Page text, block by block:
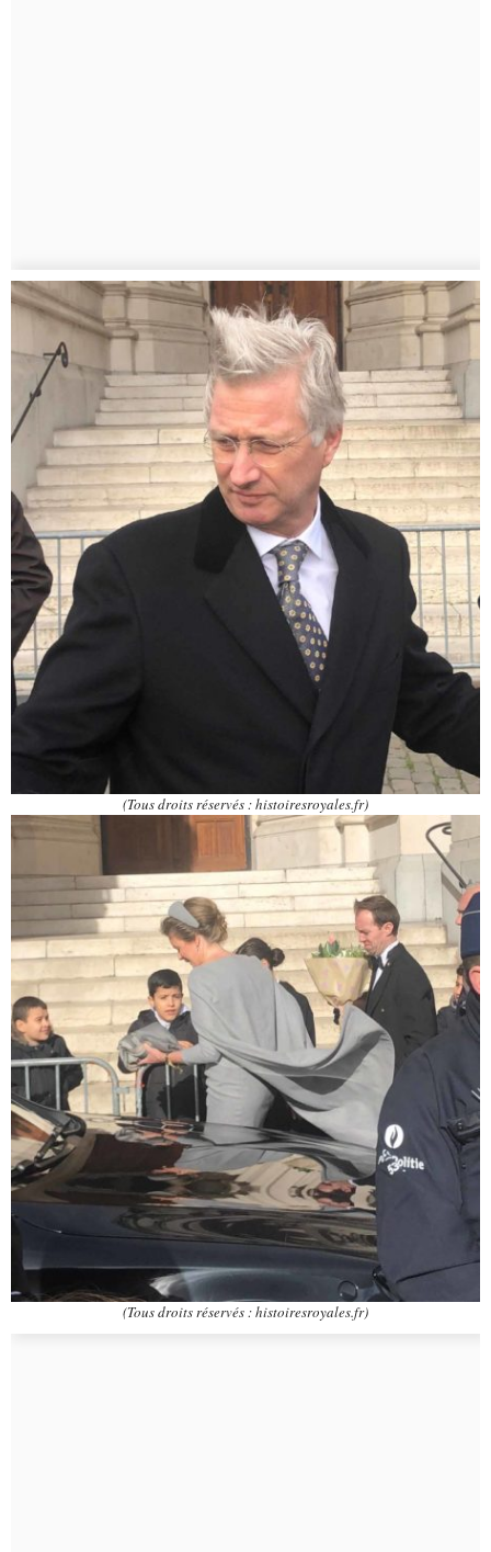
(Tous droits réservés : histoiresroyales.fr)
(Tous droits réservés : histoiresroyales.fr)